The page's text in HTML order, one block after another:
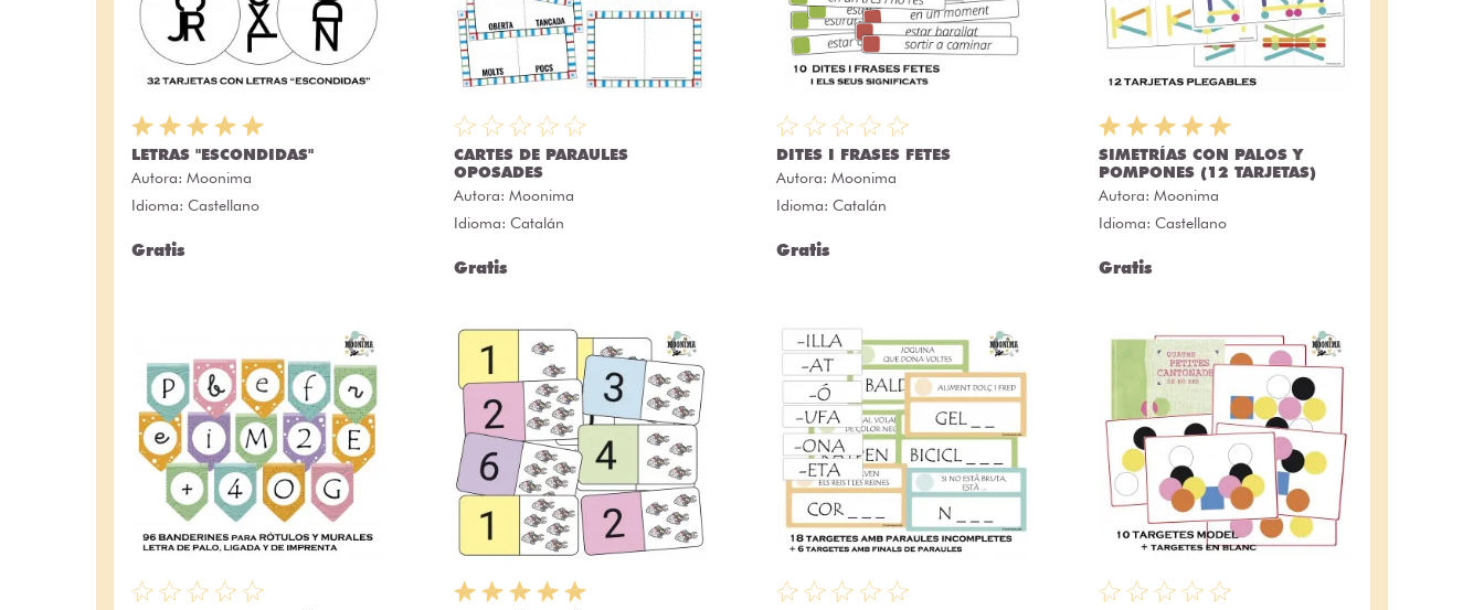
LETRAS "ESCONDIDAS"
Autora: Moonima
Idioma: Castellano
Gratis
CARTES DE PARAULES
OPOSADES
Autora: Moonima
Idioma: Catalán
Gratis
DITES I FRASES FETES
Autora: Moonima
Idioma: Catalán
Gratis
SIMETRÍAS CON PALOS Y
POMPONES (12 TARJETAS)
Autora: Moonima
Idioma: Castellano
Gratis